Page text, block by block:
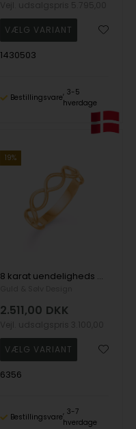
1430503
Bestillingsvare
3-5
hverdage
19%
8 karat uendeligheds guld ring fra Seville
2.511,00 DKK
6356
Bestillingsvare
3-7
hverdage